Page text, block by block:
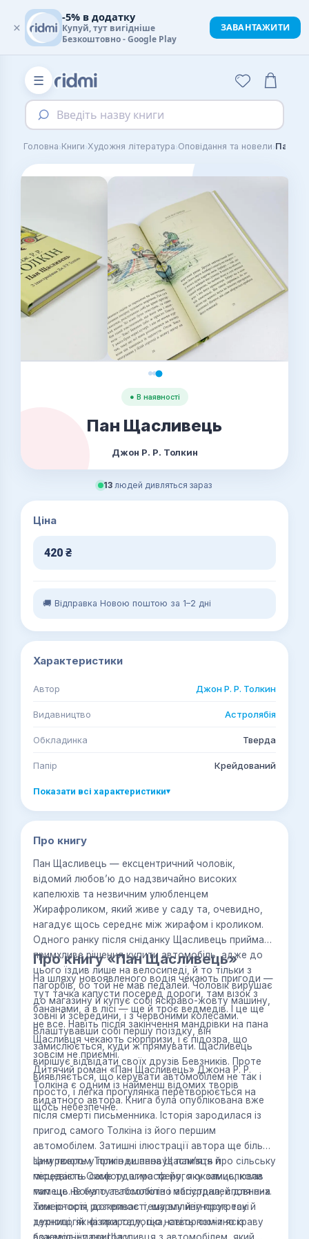
☰
Введіть назву книги
Головна›Книги›Художня література›Оповідання та новели›Пан
● В наявності
Пан Щасливець
Джон Р. Р. Толкин
13людей дивляться зараз
Ціна
420 ₴
🚚 Відправка Новою поштою за 1–2 дні
Характеристики
Автор Джон Р. Р. Толкин
Видавництво Астролябія
Обкладинка Тверда
Папір Крейдований
Показати всі характеристики▾
Про книгу
Пан Щасливець — ексцентричний чоловік,
відомий любов’ю до надзвичайно високих
капелюхів та незвичним улюбленцем
Жирафроликом, який живе у саду та, очевидно,
нагадує щось середнє між жирафом і кроликом.
Одного ранку після сніданку Щасливець приймає
примхливе рішення купити автомобіль, адже до
цього їздив лише на велосипеді, й то тільки з
пагорбів, бо той не мав педалей. Чоловік вирушає
до магазину й купує собі яскраво-жовту машину,
зовні й зсередини, і з червоними колесами.
Влаштувавши собі першу поїздку, він
замислюється, куди ж прямувати. Щасливець
вирішує відвідати своїх друзів Бевзників. Проте
виявляється, що керувати автомобілем не так і
просто, і легка прогулянка перетворюється на
щось небезпечне.
Про книгу «Пан Щасливець»
На шляху новоявленого водія чекають пригоди —
тут тачка капусти посеред дороги, там візок з
бананами, а в лісі — ще й троє ведмедів. І це ще
не все. Навіть після закінчення мандрівки на пана
Щасливця чекають сюрпризи, і є підозра, що
зовсім не приємні.
Дитячий роман «Пан Щасливець» Джона Р. Р.
Толкіна є одним із найменш відомих творів
видатного автора. Книга була опублікована вже
після смерті письменника. Історія зародилася із
пригод самого Толкіна із його першим
автомобілем. Затишні ілюстрації автора ще більше
занурюють у пригоди пана Щасливця й
передають саме ту атмосферу, яку замислював
митець. Вона тут абсолютно абсурдна, сповнена
химерності, дотепності, шарму й ігнорує такі
дурниці, як фізика та логіка, створюючи яскраву
Цим твором Толкін вшановує пам’ять про сільську
місцевість Оксфордшира та його околиць, коли
там ще не було автомобілів і магістралей для них.
Тож історія розкриває тему впливу прогресу й
технологій на природу, що навіть помітно із
×
-5% в додатку
Купуй, тут вигідніше
Безкоштовно - Google Play
ЗАВАНТАЖИТИ